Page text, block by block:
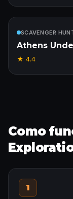
SCAVENGER
Athens
★ 4.4
Como
1